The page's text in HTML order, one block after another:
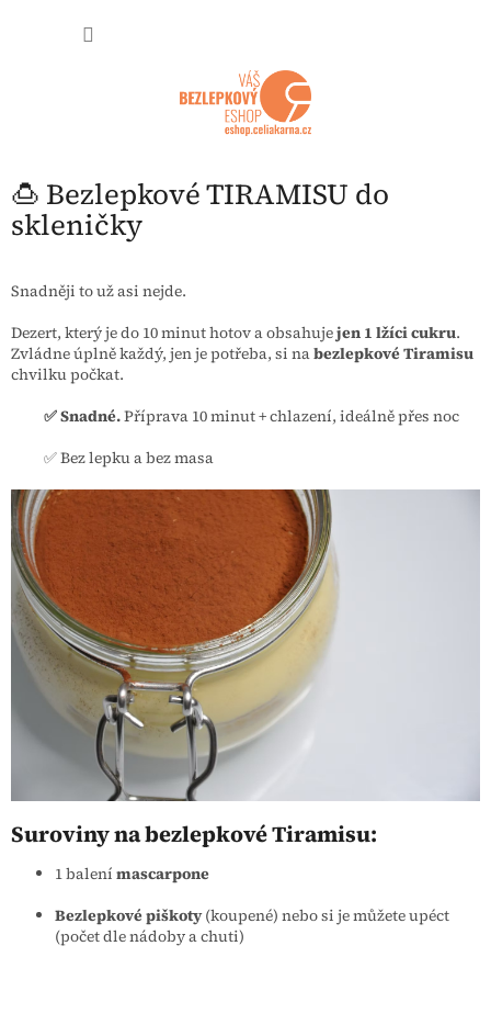
🍮 Bezlepkové TIRAMISU do
skleničky
Snadněji to už asi nejde.
Dezert, který je do 10 minut hotov a obsahujejen 1 lžíci cukru.
Zvládne úplně každý, jen je potřeba, si nabezlepkové Tiramisu
chvilku počkat.
✅ Snadné.Příprava 10 minut + chlazení, ideálně přes noc
✅ Bez lepku a bez masa
Suroviny na bezlepkové Tiramisu:
1 balení mascarpone
Bezlepkové piškoty(koupené) nebo si je můžete upéct
(počet dle nádoby a chuti)